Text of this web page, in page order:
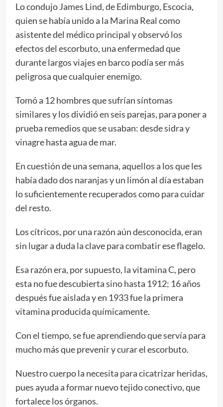
Lo condujo James Lind, de Edimburgo, Escocia,
quien se había unido a la Marina Real como
asistente del médico principal y observó los
efectos del escorbuto, una enfermedad que
durante largos viajes en barco podía ser más
peligrosa que cualquier enemigo.
Tomó a 12 hombres que sufrían síntomas
similares y los dividió en seis parejas, para poner a
prueba remedios que se usaban: desde sidra y
vinagre hasta agua de mar.
En cuestión de una semana, aquellos a los que les
había dado dos naranjas y un limón al día estaban
lo suficientemente recuperados como para cuidar
del resto.
Los cítricos, por una razón aún desconocida, eran
sin lugar a duda la clave para combatir ese flagelo.
Esa razón era, por supuesto, la vitamina C, pero
esta no fue descubierta sino hasta 1912; 16 años
después fue aislada y en 1933 fue la primera
vitamina producida químicamente.
Con el tiempo, se fue aprendiendo que servía para
mucho más que prevenir y curar el escorbuto.
Nuestro cuerpo la necesita para cicatrizar heridas,
pues ayuda a formar nuevo tejido conectivo, que
fortalece los órganos.